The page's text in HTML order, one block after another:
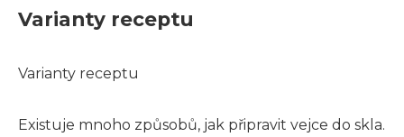
Varianty receptu
Varianty receptu
Existuje mnoho způsobů, jak připravit vejce do skla.